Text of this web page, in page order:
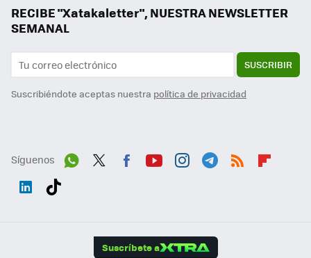
RECIBE "Xatakaletter", NUESTRA NEWSLETTER
SEMANAL
SUSCRIBIR
Suscribiéndote aceptas nuestra política de privacidad
Síguenos
Suscríbete a